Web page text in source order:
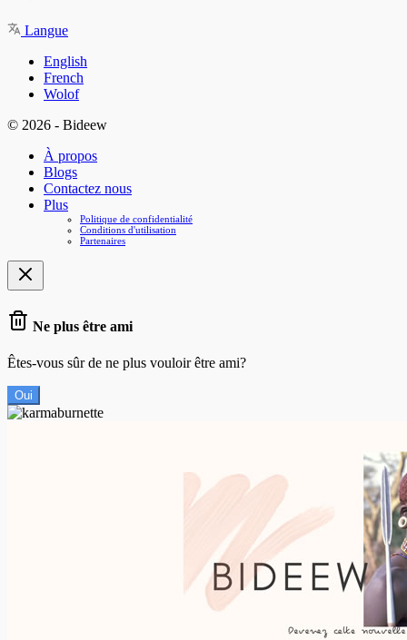
Langue
English
French
Wolof
© 2026 - Bideew
À propos
Blogs
Contactez nous
Plus
Politique de confidentialité
Conditions d'utilisation
Partenaires
Ne plus être ami
Êtes-vous sûr de ne plus vouloir être ami?
Oui